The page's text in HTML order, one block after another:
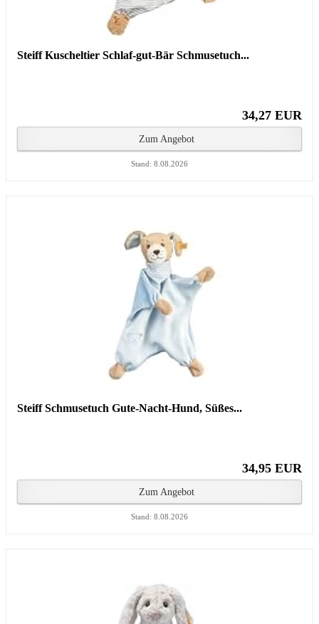
Steiff Kuscheltier Schlaf-gut-Bär Schmusetuch...
34,27 EUR
Zum Angebot
Stand: 8.08.2026
Steiff Schmusetuch Gute-Nacht-Hund, Süßes...
34,95 EUR
Zum Angebot
Stand: 8.08.2026